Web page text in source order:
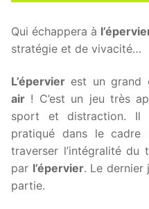
Qui échappera à
stratégie et de vivacité…
L’épervier est un grand
air ! C’est un jeu très
sport et distraction. Il
pratiqué dans le cadre
traverser l’intégralité du
par l’épervier. Le dernier
partie.